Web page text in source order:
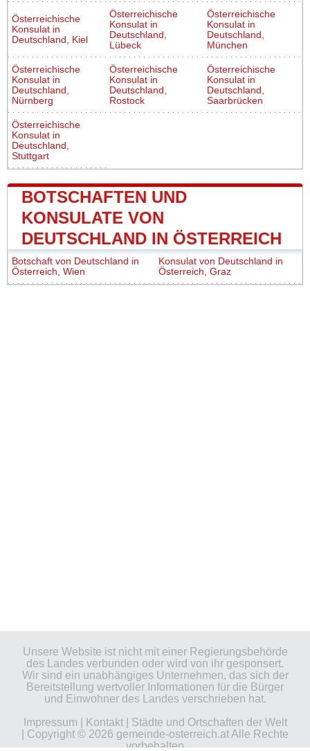
Österreichische
Konsulat in
Deutschland, Kiel
Österreichische
Konsulat in
Deutschland,
Lübeck
Österreichische
Konsulat in
Deutschland,
München
Österreichische
Konsulat in
Deutschland,
Nürnberg
Österreichische
Konsulat in
Deutschland,
Rostock
Österreichische
Konsulat in
Deutschland,
Saarbrücken
Österreichische
Konsulat in
Deutschland,
Stuttgart
BOTSCHAFTEN UND
KONSULATE VON
DEUTSCHLAND IN ÖSTERREICH
Botschaft von Deutschland in
Österreich, Wien
Konsulat von Deutschland in
Österreich, Graz
Unsere Website ist nicht mit einer Regierungsbehörde
des Landes verbunden oder wird von ihr gesponsert.
Wir sind ein unabhängiges Unternehmen, das sich der
Bereitstellung wertvoller Informationen für die Bürger
und Einwohner des Landes verschrieben hat.
Impressum
Kontakt| Städte und Ortschaften der Welt
| Copyright © 2026 gemeinde-osterreich.at Alle Rechte
vorbehalten